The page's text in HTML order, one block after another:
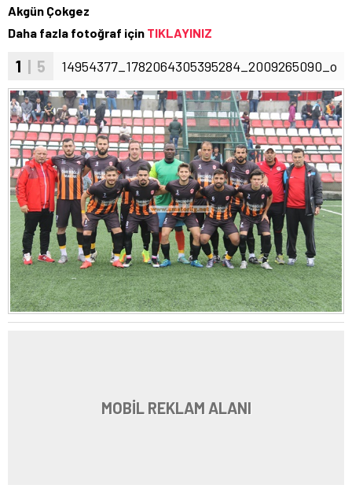
Akgün Çokgez
Daha fazla fotoğraf için TIKLAYINIZ
1 | 5 14954377_1782064305395284_2009265090_o
MOBİL REKLAM ALANI